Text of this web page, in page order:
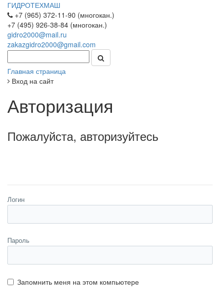
ГИДРОТЕХМАШ
+7 (965) 372-11-90 (многокан.)
+7 (495) 926-38-84 (многокан.)
gidro2000@mail.ru
zakazgidro2000@gmail.com
Главная страница
Вход на сайт
Авторизация
Пожалуйста, авторизуйтесь
Логин
Пароль
Запомнить меня на этом компьютере